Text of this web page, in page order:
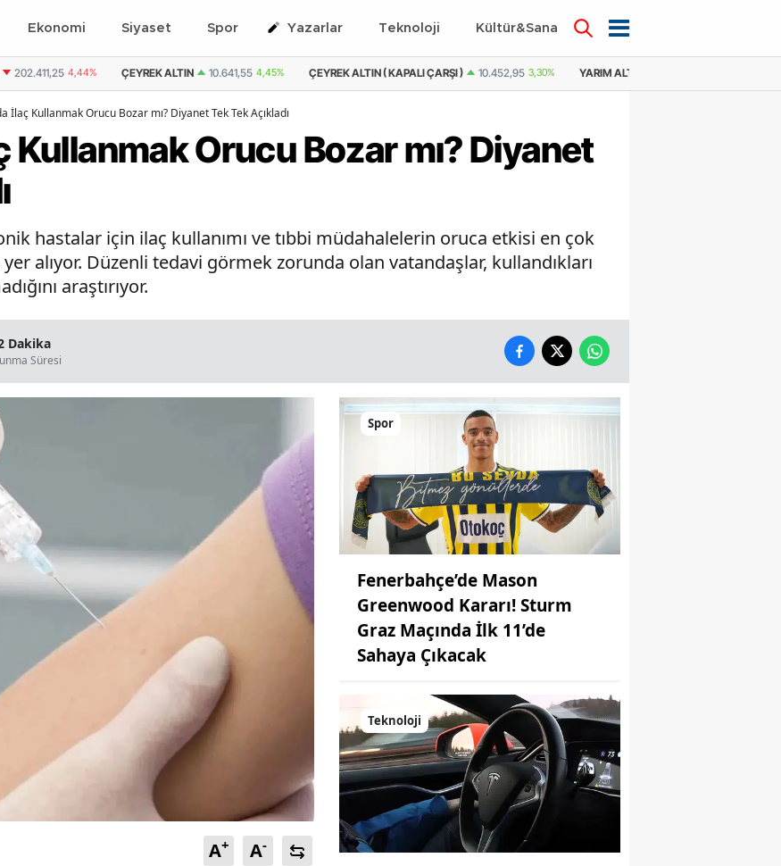
Ekonomi Siyaset Spor Yazarlar Teknoloji Kültür&Sanat
202.411,25 4,44% ÇEYREK ALTIN 10.641,55 4,45% ÇEYREK ALTIN ( KAPALI ÇARŞI ) 10.452,95 3,30% YARIM ALTIN
İlaç Kullanmak Orucu Bozar mı? Diyanet Tek Tek Açıkladı
Kullanmak Orucu Bozar mı? Diyanet
hastalar için ilaç kullanımı ve tıbbi müdahalelerin oruca etkisi en çok
alıyor. Düzenli tedavi görmek zorunda olan vatandaşlar, kullandıkları
araştırıyor.
Dakika
Süresi
A+ A-
Spor
Fenerbahçe’de Mason
Greenwood Kararı! Sturm
Graz Maçında İlk 11’de
Sahaya Çıkacak
Teknoloji